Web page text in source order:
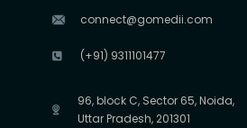
connect@gomedii.com
(+91) 9311101477
96, block C, Sector 65, Noida,
Uttar Pradesh, 201301